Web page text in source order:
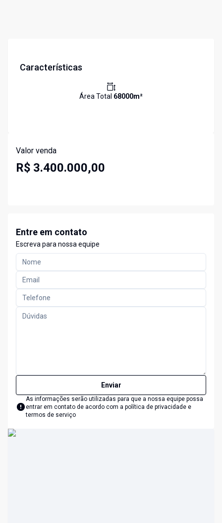
Características
Área Total 68000m²
Valor venda
R$ 3.400.000,00
Entre em contato
Escreva para nossa equipe
Enviar
As informações serão utilizadas para que a nossa equipe possa
entrar em contato de acordo com a política de privacidade e
termos de serviço